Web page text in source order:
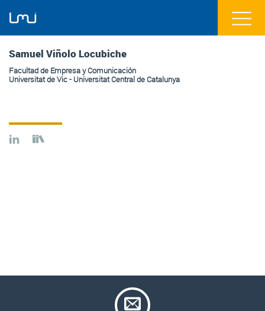
Samuel Viñolo Locubiche
Facultad de Empresa y Comunicación
Universitat de Vic - Universitat Central de Catalunya